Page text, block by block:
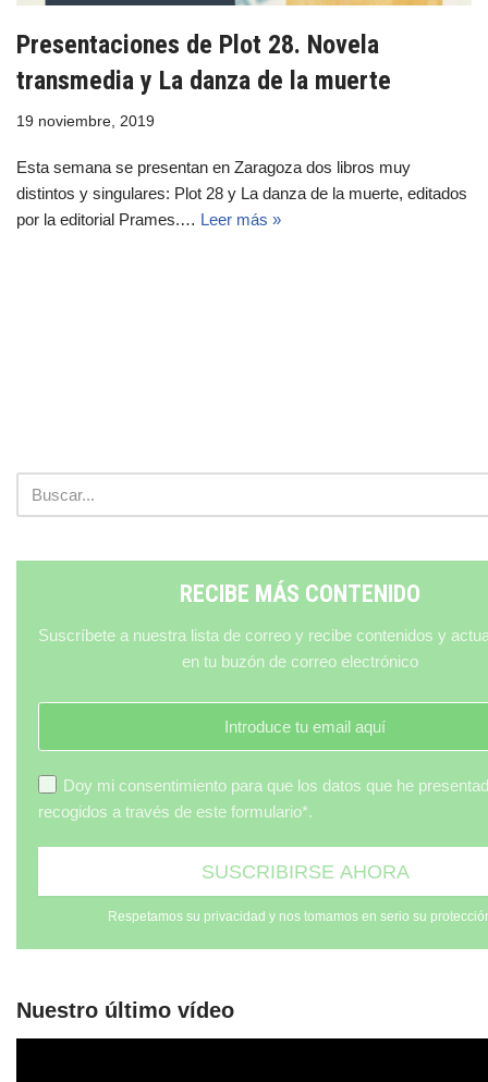
Presentaciones de Plot 28. Novela
transmedia y La danza de la muerte
19 noviembre, 2019
Esta semana se presentan en Zaragoza dos libros muy
distintos y singulares: Plot 28 y La danza de la muerte, editados
por la editorial Prames.… Leer más »
RECIBE MÁS CONTENIDO
Suscríbete a nuestra lista de correo y recibe contenidos y
en tu buzón de correo electrónico
Doy mi consentimiento para que los datos que he
recogidos a través de este formulario*.
Respetamos su privacidad y nos tomamos en serio su
Nuestro último vídeo